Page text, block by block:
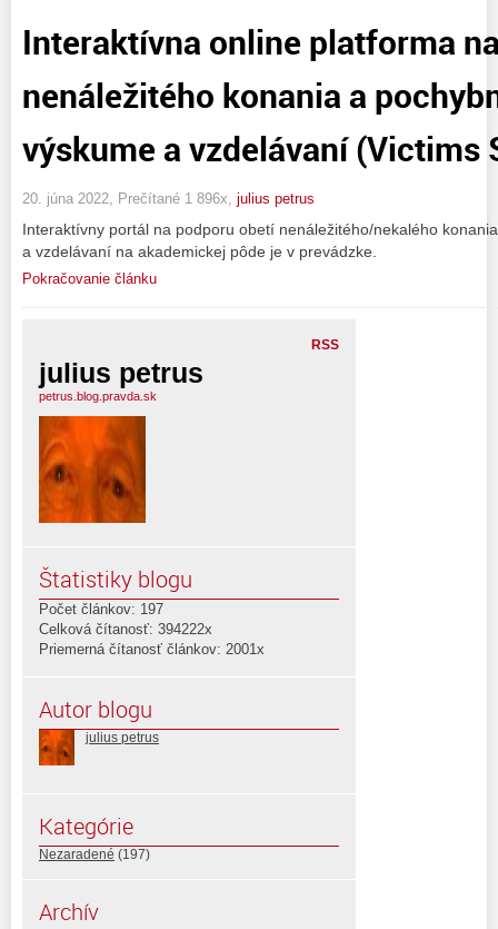
Interaktívna online platforma
nenáležitého konania a
výskume a vzdelávaní (Victims
20. júna 2022, Prečítané 1 896x, julius petrus
Interaktívny portál na podporu obetí nenáležitého/nekalého
a vzdelávaní na akademickej pôde je v prevádzke.
Pokračovanie článku
RSS
julius petrus
petrus.blog.pravda.sk
Štatistiky blogu
Počet článkov: 197
Celková čítanosť: 394222x
Priemerná čítanosť článkov: 2001x
Autor blogu
julius petrus
Kategórie
Nezaradené (197)
Archív